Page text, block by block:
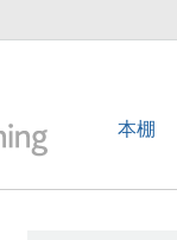
本棚